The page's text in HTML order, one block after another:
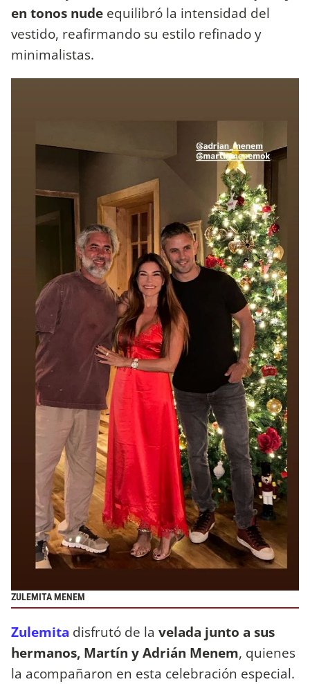
en tonos nude equilibró la intensidad del
vestido, reafirmando su estilo refinado y
minimalistas.
ZULEMITA MENEM
Zulemita disfrutó de la velada junto a sus
hermanos, Martín y Adrián Menem, quienes
la acompañaron en esta celebración especial.